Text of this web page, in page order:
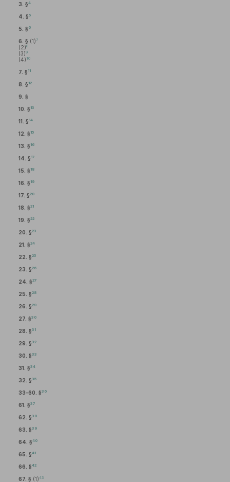
3. §4
4. §5
5. § 6
6. § (1)7
(2)8
(3)9
(4) 10
7. § 11
8. § 12
9. §
10. § 13
11. § 14
12. § 15
13. § 16
14. § 17
15. § 18
16. § 19
17. §20
18. §21
19. §22
20. §23
21. §24
22. §25
23. §26
24. §27
25. §28
26. §29
27. §30
28. §31
29. §32
30. §33
31. §34
32. §35
33–60. §36
61. §37
62. §38
63. §39
64. §40
65. §41
66. §42
67. § (1)43